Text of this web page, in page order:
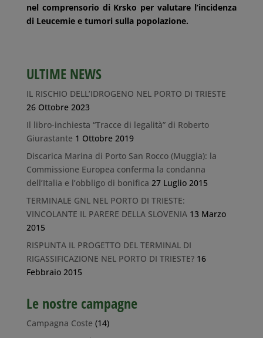
nel comprensorio di Krsko per valutare l’incidenza
di Leucemie e tumori sulla popolazione.
ULTIME NEWS
IL RISCHIO DELL’IDROGENO NEL PORTO DI TRIESTE
26 Ottobre 2023
Il libro-inchiesta “Tracce di legalità” di Roberto
Giurastante 1 Ottobre 2019
Discarica Marina di Porto San Rocco (Muggia): la
Commissione Europea conferma la condanna
dell’Italia e l’obbligo di bonifica 27 Luglio 2015
TERMINALE GNL NEL PORTO DI TRIESTE:
VINCOLANTE IL PARERE DELLA SLOVENIA 13 Marzo
2015
RISPUNTA IL PROGETTO DEL TERMINAL DI
RIGASSIFICAZIONE NEL PORTO DI TRIESTE? 16
Febbraio 2015
Le nostre campagne
Campagna Coste (14)